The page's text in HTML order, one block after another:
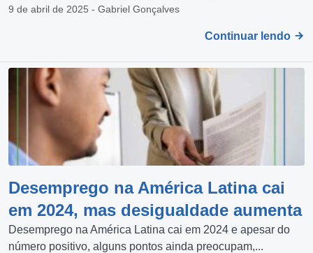
9 de abril de 2025 - Gabriel Gonçalves
Continuar lendo
Desemprego na América Latina cai
em 2024, mas desigualdade aumenta
Desemprego na América Latina cai em 2024 e apesar do
número positivo, alguns pontos ainda preocupam,...